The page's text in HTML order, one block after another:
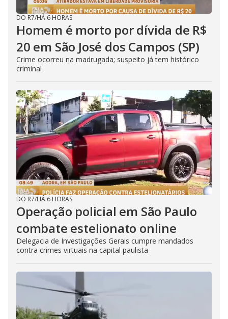
DO R7/HÁ 6 HORAS
Homem é morto por dívida de R$
20 em São José dos Campos (SP)
Crime ocorreu na madrugada; suspeito já tem histórico
criminal
DO R7/HÁ 6 HORAS
Operação policial em São Paulo
combate estelionato online
Delegacia de Investigações Gerais cumpre mandados
contra crimes virtuais na capital paulista